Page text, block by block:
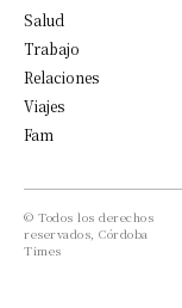
Salud
Trabajo
Relaciones
Viajes
Fam
© Todos los derechos
reservados, Córdoba
Times